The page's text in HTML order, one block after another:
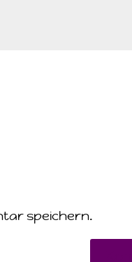
speichern.